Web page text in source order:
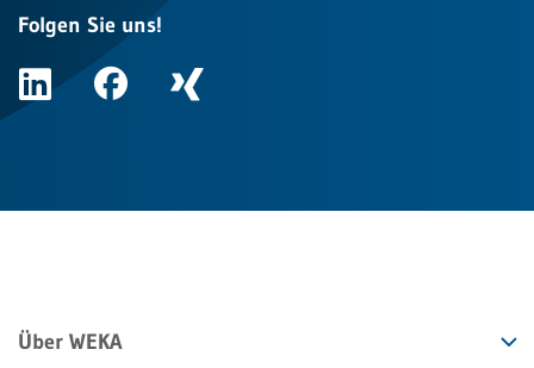
Folgen Sie uns!
Über WEKA